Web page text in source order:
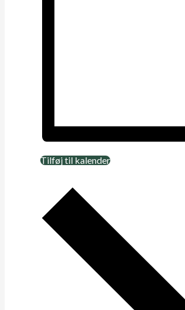
Tilføj til kalender